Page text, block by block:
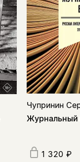
Чупринин
Журнальный
1 320 ₽